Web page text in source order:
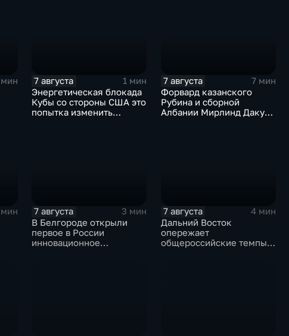
мин
7 августа
1 мин
Энергетическая блокада
Кубы со стороны США это
попытка изменить
7 августа
7 мин
Форвард казанского
Рубина и сборной
Албании Мирлинд Даку
7 августа
3 мин
В Белгороде открыли
первое в России
инновационное
7 августа
4 мин
Дальний Восток
опережает
общероссийские темпы